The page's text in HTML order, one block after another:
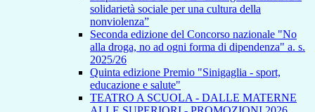
solidarietà sociale per una cultura della
nonviolenza”
Seconda edizione del Concorso nazionale "No
alla droga, no ad ogni forma di dipendenza" a. s.
2025/26
Quinta edizione Premio "Sinigaglia - sport,
educazione e salute"
TEATRO A SCUOLA - DALLE MATERNE